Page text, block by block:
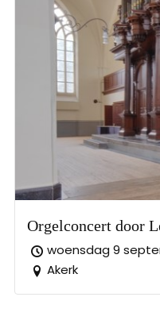
Orgelconcert door
woensdag 9
Akerk